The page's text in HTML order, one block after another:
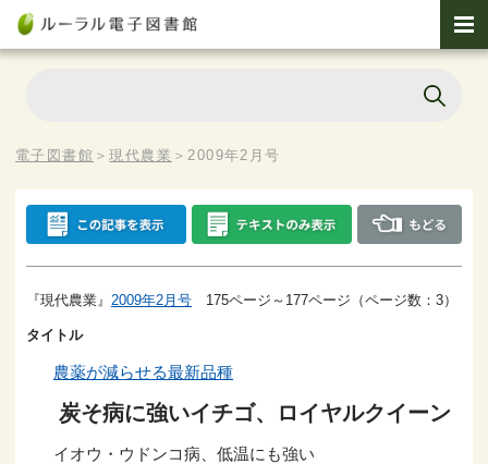
電子図書館 ＞現代農業 ＞2009年2月号
『現代農業』 2009年2月号 175ページ～177ページ（ページ数：3）
タイトル
農薬が減らせる最新品種
炭そ病に強いイチゴ、ロイヤルクイーン
イオウ・ウドンコ病、低温にも強い